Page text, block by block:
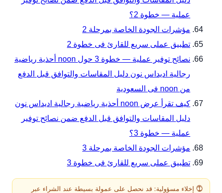
عملية — خطوة 2؟
مؤشرات الجودة الخاصة بمرحلة 2
تطبيق عملى سريع للقارئ فى خطوة 2
نصائح توفير عملية — خطوة 3 حول noon أحذية رياضية
رجالية اديداس نون دليل المقاسات والتوافق قبل الدفع
من noon فى السعودية
كيف تقرأ عرض noon أحذية رياضية رجالية اديداس نون
دليل المقاسات والتوافق قبل الدفع ضمن نصائح توفير
عملية — خطوة 3؟
مؤشرات الجودة الخاصة بمرحلة 3
تطبيق عملى سريع للقارئ فى خطوة 3
⓵ إخلاء مسؤولية: قد نحصل على عمولة بسيطة عند الشراء عبر